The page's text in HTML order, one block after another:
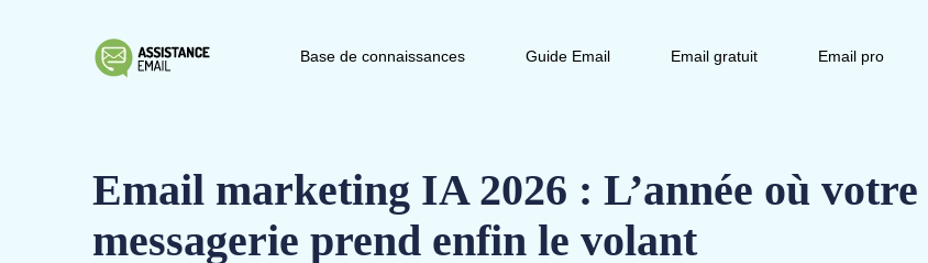
Base de connaissances Guide Email Email gratuit Email pro
Email marketing IA 2026 : L’année où votre
messagerie prend enfin le volant